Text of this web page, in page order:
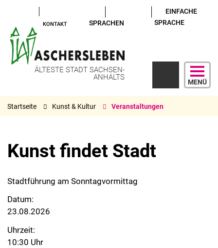
KONTAKT SPRACHEN
EINFACHE
SPRACHE
ÄLTESTE STADT SACHSEN-
ANHALTS
MENÜ
Startseite Kunst & Kultur Veranstaltungen
Kunst findet Stadt
Stadtführung am Sonntagvormittag
Datum:
23.08.2026
Uhrzeit:
10:30 Uhr